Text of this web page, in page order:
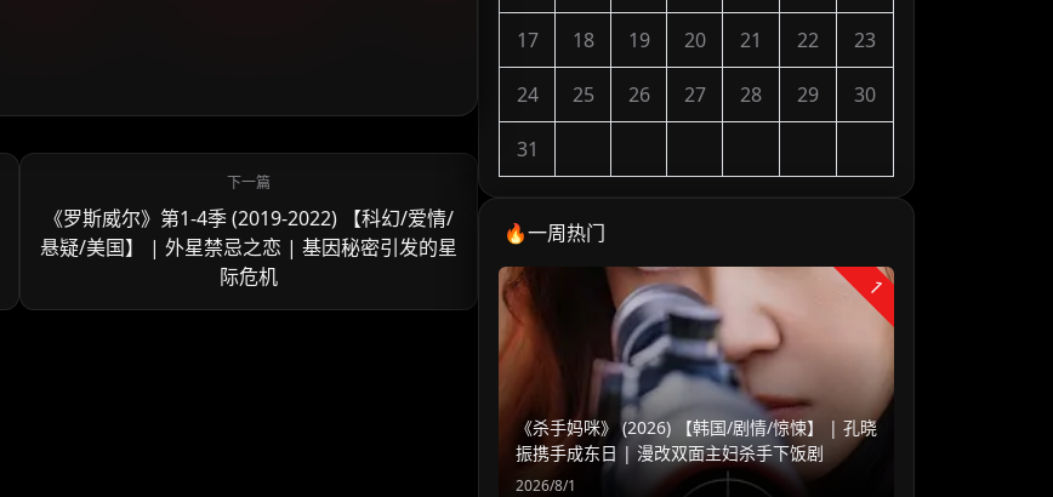
《罗斯威尔》第1-4季 (2019-2022) 【科幻/爱情/
悬疑/美国】 | 外星禁忌之恋 | 基因秘密引发的星
际危机
17 18 19 20 21 22 23
24 25 26 27 28 29 30
31
🔥一周热门
1
《杀手妈咪》 (2026) 【韩国/剧情/惊悚】 | 孔晓
振携手成东日 | 漫改双面主妇杀手下饭剧
2026/8/1